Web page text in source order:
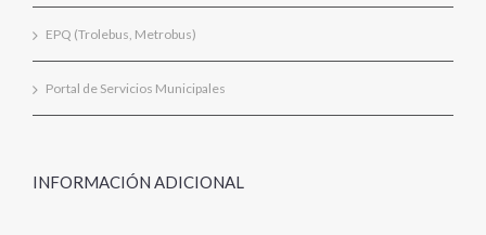
EPQ (Trolebus, Metrobus)
Portal de Servicios Municipales
INFORMACIÓN ADICIONAL